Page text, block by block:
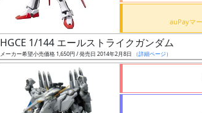
HGCE 1/144 エールストライクガンダム
メーカー希望小売価格 1,650円 / 発売日 2014年2月8日 （詳細ページ）